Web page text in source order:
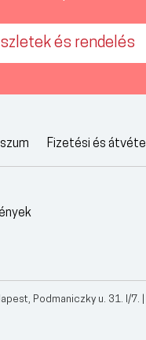
és rendelés
Fizetési és
Podmaniczky u. 31. I/7.